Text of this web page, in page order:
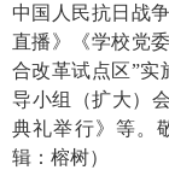
中国人民抗日战
直播》《学校党
合改革试点区”实
导小组（扩大）
典礼举行》等。
辑：榕树）